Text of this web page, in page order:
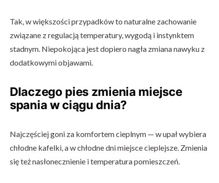
Tak, w większości przypadków to naturalne zachowanie
związane z regulacją temperatury, wygodą i instynktem
stadnym. Niepokojąca jest dopiero nagła zmiana nawyku z
dodatkowymi objawami.
Dlaczego pies zmienia miejsce
spania w ciągu dnia?
Najczęściej goni za komfortem cieplnym — w upał wybiera
chłodne kafelki, a w chłodne dni miejsce cieplejsze. Zmienia
się też nasłonecznienie i temperatura pomieszczeń.